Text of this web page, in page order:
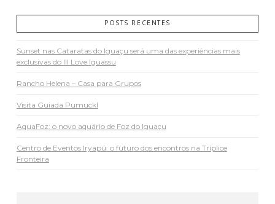
POSTS RECENTES
Sunset nas Cataratas do Iguaçu será uma das experiências mais
exclusivas do III Love Iguassu
Rancho Helena – Casa para Grupos
Visita Guiada Pumuckl
AquaFoz: o novo aquário de Foz do Iguaçu
Centro de Eventos Iryapú: o futuro dos encontros na Tríplice
Fronteira